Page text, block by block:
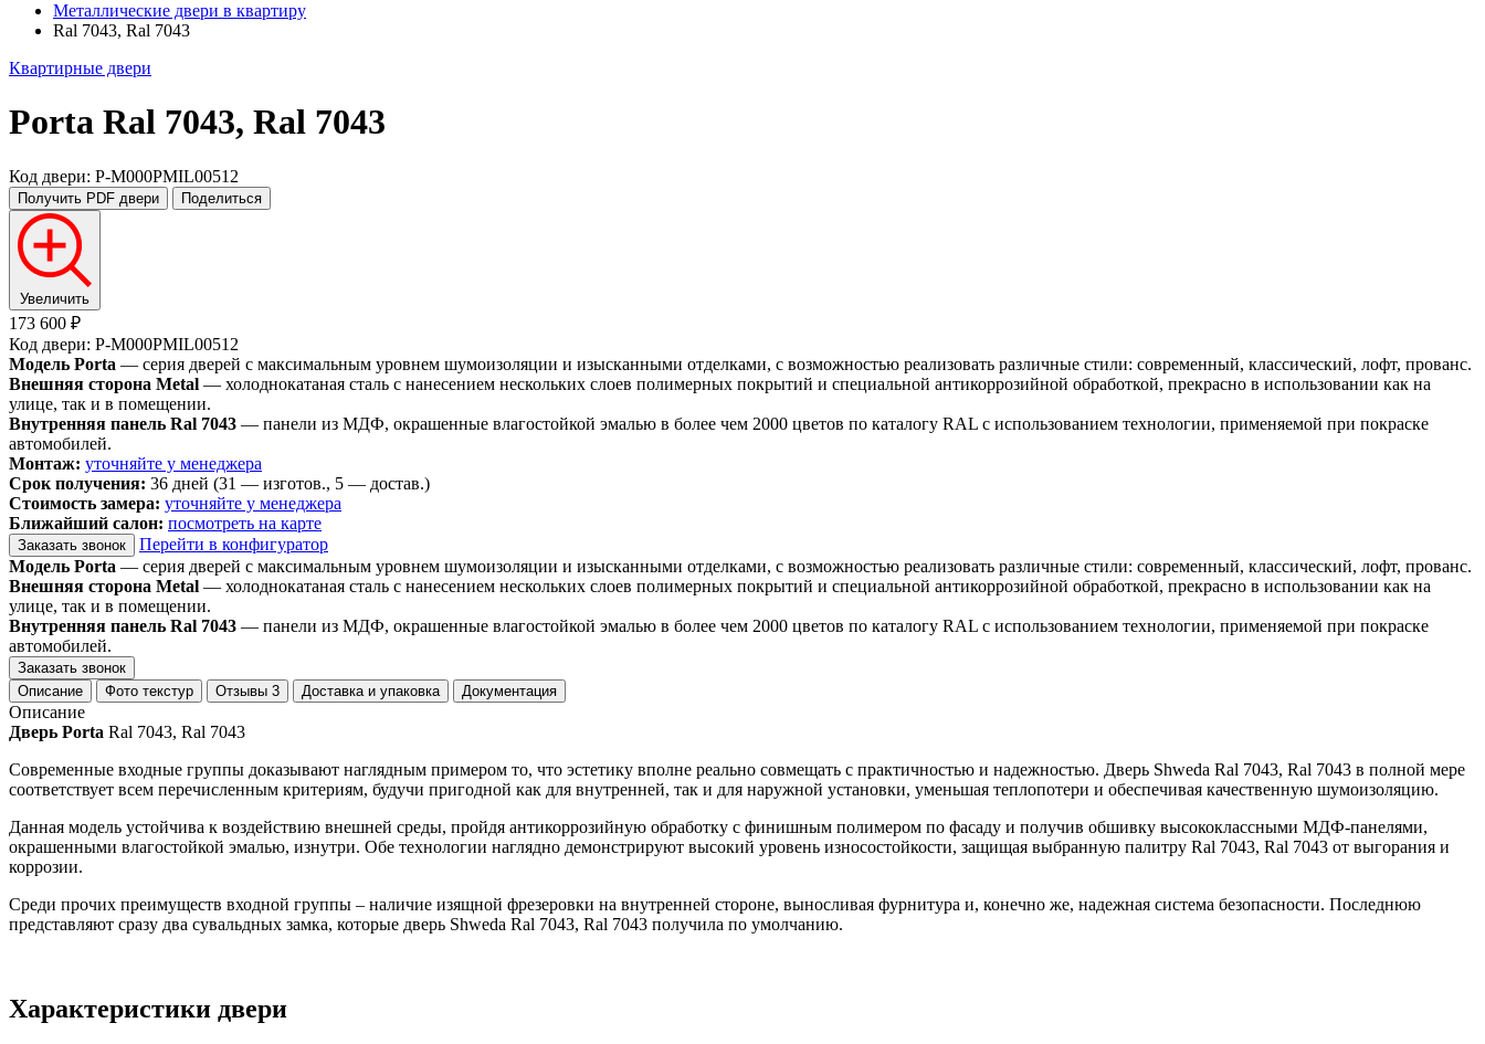
Металлические двери в квартиру
Ral 7043, Ral 7043
Квартирные двери
Porta Ral 7043, Ral 7043
Код двери: P-M000PMIL00512
Получить PDF двери Поделиться
Увеличить
173 600 ₽
Код двери: P-M000PMIL00512
Модель Porta — серия дверей с максимальным уровнем шумоизоляции и изысканными отделками, с возможностью реализовать различные стили: современный, классический, лофт, прованс.
Внешняя сторона Metal — холоднокатаная сталь с нанесением нескольких слоев полимерных покрытий и специальной антикоррозийной обработкой, прекрасно в использовании как на
улице, так и в помещении.
Внутренняя панель Ral 7043 — панели из МДФ, окрашенные влагостойкой эмалью в более чем 2000 цветов по каталогу RAL с использованием технологии, применяемой при покраске
автомобилей.
Монтаж: уточняйте у менеджера
Срок получения: 36 дней (31 — изготов., 5 — достав.)
Стоимость замера: уточняйте у менеджера
Ближайший салон: посмотреть на карте
Заказать звонок
Перейти в конфигуратор
Модель Porta — серия дверей с максимальным уровнем шумоизоляции и изысканными отделками, с возможностью реализовать различные стили: современный, классический, лофт, прованс.
Внешняя сторона Metal — холоднокатаная сталь с нанесением нескольких слоев полимерных покрытий и специальной антикоррозийной обработкой, прекрасно в использовании как на
улице, так и в помещении.
Внутренняя панель Ral 7043 — панели из МДФ, окрашенные влагостойкой эмалью в более чем 2000 цветов по каталогу RAL с использованием технологии, применяемой при покраске
автомобилей.
Заказать звонок
Описание
Фото текстур Отзывы 3 Доставка и упаковка Документация
Описание
Дверь Porta Ral 7043, Ral 7043
Современные входные группы доказывают наглядным примером то, что эстетику вполне реально совмещать с практичностью и надежностью. Дверь Shweda Ral 7043, Ral 7043 в полной мере
соответствует всем перечисленным критериям, будучи пригодной как для внутренней, так и для наружной установки, уменьшая теплопотери и обеспечивая качественную шумоизоляцию.
Данная модель устойчива к воздействию внешней среды, пройдя антикоррозийную обработку с финишным полимером по фасаду и получив обшивку высококлассными МДФ-панелями,
окрашенными влагостойкой эмалью, изнутри. Обе технологии наглядно демонстрируют высокий уровень износостойкости, защищая выбранную палитру Ral 7043, Ral 7043 от выгорания и
коррозии.
Среди прочих преимуществ входной группы – наличие изящной фрезеровки на внутренней стороне, выносливая фурнитура и, конечно же, надежная система безопасности. Последнюю
представляют сразу два сувальдных замка, которые дверь Shweda Ral 7043, Ral 7043 получила по умолчанию.
Характеристики двери